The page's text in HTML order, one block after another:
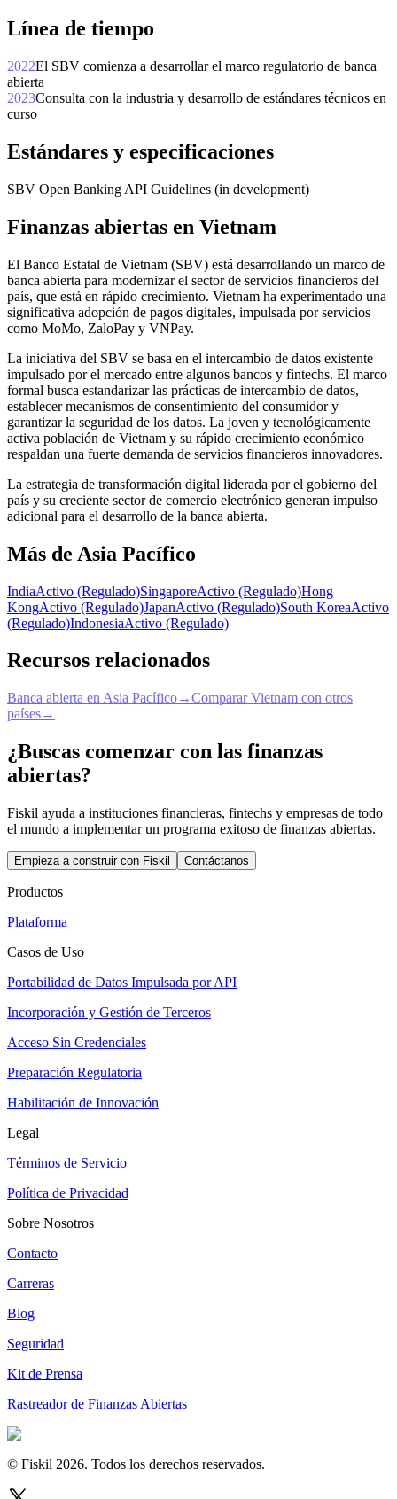
Línea de tiempo
2022El SBV comienza a desarrollar el marco regulatorio de banca
abierta
2023Consulta con la industria y desarrollo de estándares técnicos en
curso
Estándares y especificaciones
SBV Open Banking API Guidelines (in development)
Finanzas abiertas en Vietnam
El Banco Estatal de Vietnam (SBV) está desarrollando un marco de
banca abierta para modernizar el sector de servicios financieros del
país, que está en rápido crecimiento. Vietnam ha experimentado una
significativa adopción de pagos digitales, impulsada por servicios
como MoMo, ZaloPay y VNPay.
La iniciativa del SBV se basa en el intercambio de datos existente
impulsado por el mercado entre algunos bancos y fintechs. El marco
formal busca estandarizar las prácticas de intercambio de datos,
establecer mecanismos de consentimiento del consumidor y
garantizar la seguridad de los datos. La joven y tecnológicamente
activa población de Vietnam y su rápido crecimiento económico
respaldan una fuerte demanda de servicios financieros innovadores.
La estrategia de transformación digital liderada por el gobierno del
país y su creciente sector de comercio electrónico generan impulso
adicional para el desarrollo de la banca abierta.
Más de Asia Pacífico
IndiaActivo (Regulado)SingaporeActivo (Regulado)Hong
KongActivo (Regulado)JapanActivo (Regulado)South KoreaActivo
(Regulado)IndonesiaActivo (Regulado)
Recursos relacionados
Banca abierta en Asia Pacífico→Comparar Vietnam con otros
países→
¿Buscas comenzar con las finanzas
abiertas?
Fiskil ayuda a instituciones financieras, fintechs y empresas de todo
el mundo a implementar un programa exitoso de finanzas abiertas.
Empieza a construir con Fiskil Contáctanos
Productos
Plataforma
Casos de Uso
Portabilidad de Datos Impulsada por API
Incorporación y Gestión de Terceros
Acceso Sin Credenciales
Preparación Regulatoria
Habilitación de Innovación
Legal
Términos de Servicio
Política de Privacidad
Sobre Nosotros
Contacto
Carreras
Blog
Seguridad
Kit de Prensa
Rastreador de Finanzas Abiertas
© Fiskil 2026. Todos los derechos reservados.